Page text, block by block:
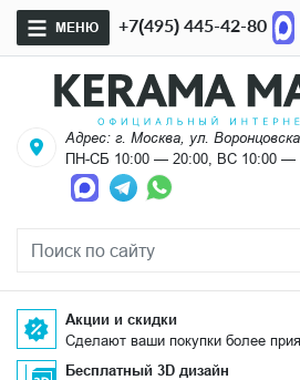
МЕНЮ +7(495) 445-42-80
Адрес: г. Москва, ул.
ПН-СБ 10:00 — 20:00, ВС 10:00 —
Акции и скидки
Сделают ваши покупки более
Бесплатный 3D дизайн